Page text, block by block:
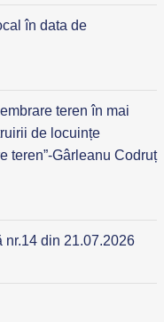
în data de
teren în mai
de locuințe
teren”-Gârleanu Codruț
din 21.07.2026